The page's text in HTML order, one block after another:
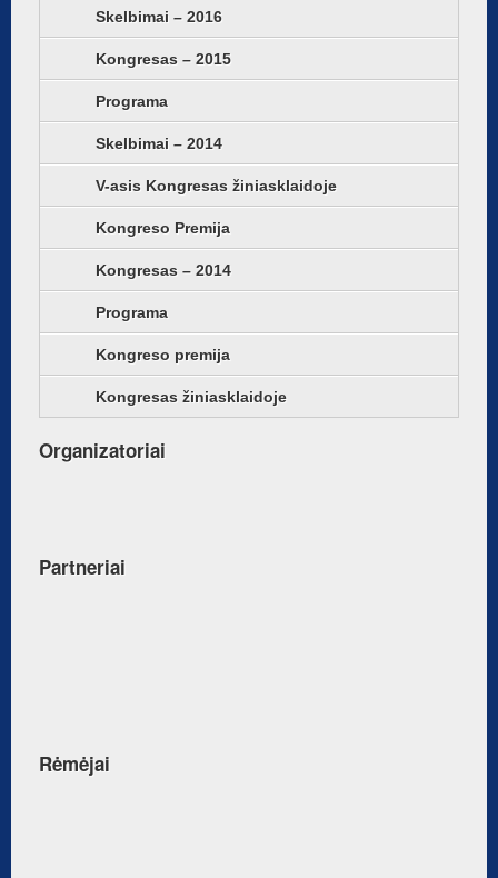
Skelbimai – 2016
Kongresas – 2015
Programa
Skelbimai – 2014
V-asis Kongresas žiniasklaidoje
Kongreso Premija
Kongresas – 2014
Programa
Kongreso premija
Kongresas žiniasklaidoje
Organizatoriai
Partneriai
Rėmėjai